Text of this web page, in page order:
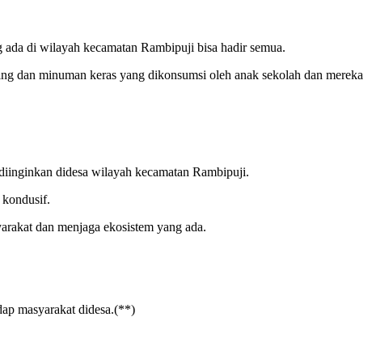
di wilayah kecamatan Rambipuji bisa hadir semua.
dan minuman keras yang dikonsumsi oleh anak sekolah dan mereka
didesa wilayah kecamatan Rambipuji.
kondusif.
dan menjaga ekosistem yang ada.
masyarakat didesa.(**)